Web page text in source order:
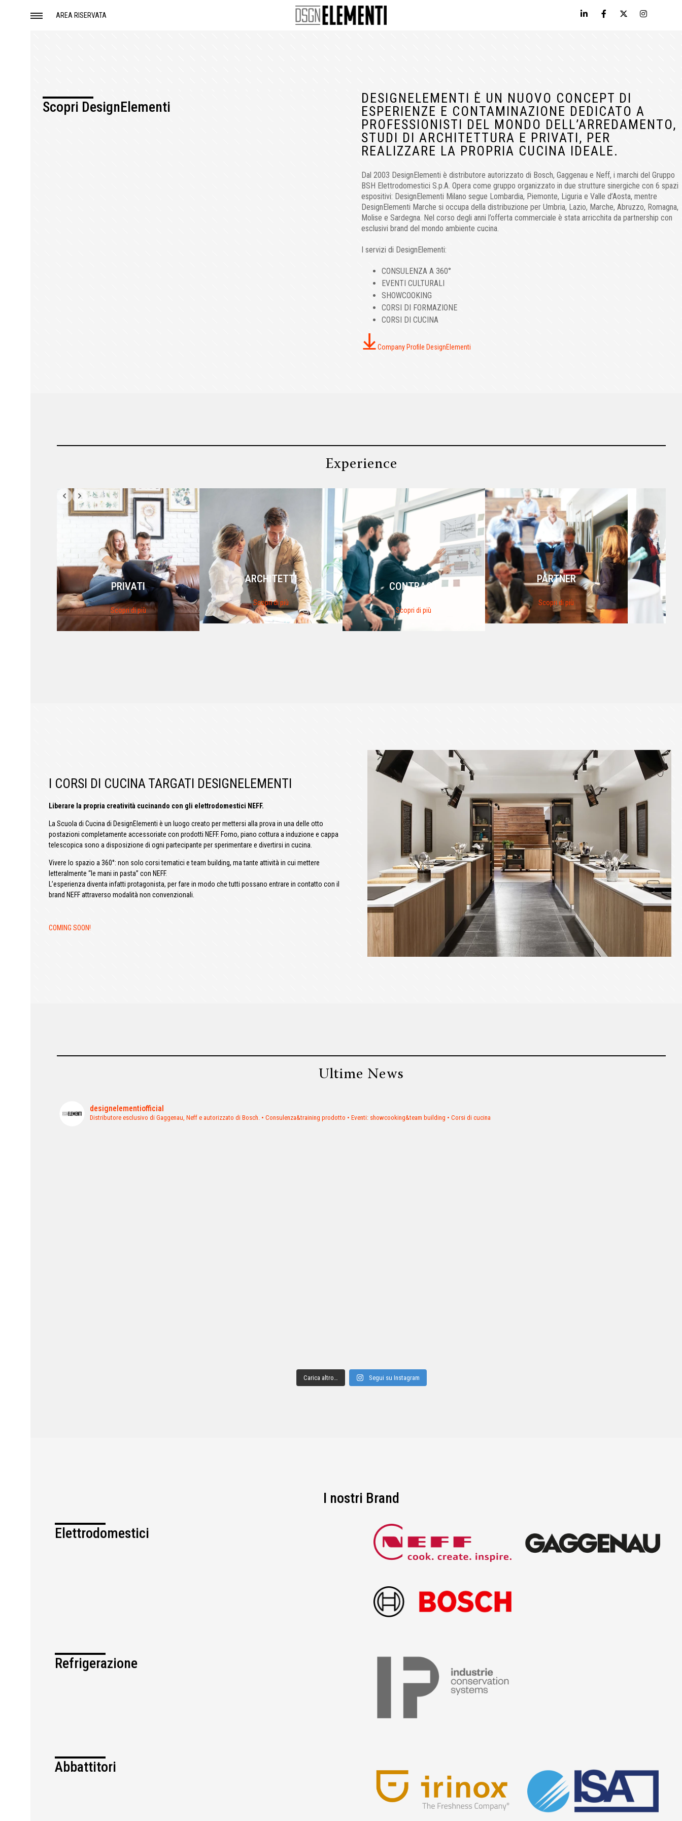
AREA RISERVATA
Scopri DesignElementi
DESIGNELEMENTI È UN NUOVO CONCEPT DI
ESPERIENZE E CONTAMINAZIONE DEDICATO A
PROFESSIONISTI DEL MONDO DELL’ARREDAMENTO,
STUDI DI ARCHITETTURA E PRIVATI, PER
REALIZZARE LA PROPRIA CUCINA IDEALE.
Dal 2003 DesignElementi è distributore autorizzato di Bosch, Gaggenau e Neff, i marchi del Gruppo
BSH Elettrodomestici S.p.A. Opera come gruppo organizzato in due strutture sinergiche con 6 spazi
espositivi: DesignElementi Milano segue Lombardia, Piemonte, Liguria e Valle d’Aosta, mentre
DesignElementi Marche si occupa della distribuzione per Umbria, Lazio, Marche, Abruzzo, Romagna,
Molise e Sardegna. Nel corso degli anni l’offerta commerciale è stata arricchita da partnership con
esclusivi brand del mondo ambiente cucina.
I servizi di DesignElementi:
CONSULENZA A 360°
EVENTI CULTURALI
SHOWCOOKING
CORSI DI FORMAZIONE
CORSI DI CUCINA
Company Profile DesignElementi
Experience
PRIVATI
Scopri di più
ARCHITETTI
Scopri di più
CONTRACT
Scopri di più
PARTNER
Scopri di più
I CORSI DI CUCINA TARGATI DESIGNELEMENTI
Liberare la propria creatività cucinando con gli elettrodomestici NEFF.
La Scuola di Cucina di DesignElementi è un luogo creato per mettersi alla prova in una delle otto
postazioni completamente accessoriate con prodotti NEFF. Forno, piano cottura a induzione e cappa
telescopica sono a disposizione di ogni partecipante per sperimentare e divertirsi in cucina.
Vivere lo spazio a 360°: non solo corsi tematici e team building, ma tante attività in cui mettere
letteralmente “le mani in pasta” con NEFF.
L’esperienza diventa infatti protagonista, per fare in modo che tutti possano entrare in contatto con il
brand NEFF attraverso modalità non convenzionali.
COMING SOON!
Ultime News
designelementiofficial
Distributore esclusivo di Gaggenau, Neff e autorizzato di Bosch. • Consulenza&training prodotto • Eventi: showcooking&team building • Corsi di cucina
Carica altro… Segui su Instagram
I nostri Brand
Elettrodomestici
Refrigerazione
Abbattitori